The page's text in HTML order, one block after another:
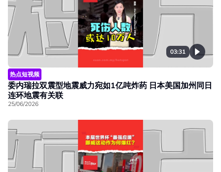
03:31
热点短视频
委内瑞拉双震型地震威力宛如1亿吨炸药 日本美国加州同日
连环地震有关联
25/06/2026